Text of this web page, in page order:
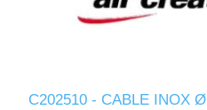
C202510 - CABLE INOX